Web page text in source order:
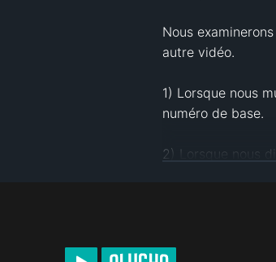
Nous
autre vidéo.
1) Lorsque nous
numéro de base.
2) Lorsque nous